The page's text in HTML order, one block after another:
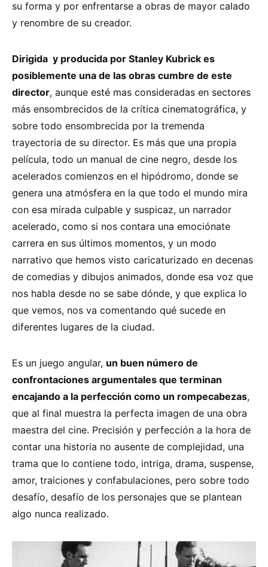
su forma y por enfrentarse a obras de mayor calado
y renombre de su creador.
Dirigida y producida por Stanley Kubrick es
posiblemente una de las obras cumbre de este
director, aunque esté mas consideradas en sectores
más ensombrecidos de la crítica cinematográfica, y
sobre todo ensombrecida por la tremenda
trayectoria de su director. Es más que una propia
película, todo un manual de cine negro, desde los
acelerados comienzos en el hipódromo, donde se
genera una atmósfera en la que todo el mundo mira
con esa mirada culpable y suspicaz, un narrador
acelerado, como si nos contara una emociónate
carrera en sus últimos momentos, y un modo
narrativo que hemos visto caricaturizado en decenas
de comedias y dibujos animados, donde esa voz que
nos habla desde no se sabe dónde, y que explica lo
que vemos, nos va comentando qué sucede en
diferentes lugares de la ciudad.
Es un juego angular, un buen número de
confrontaciones argumentales que terminan
encajando a la perfección como un rompecabezas,
que al final muestra la perfecta imagen de una obra
maestra del cine. Precisión y perfección a la hora de
contar una historia no ausente de complejidad, una
trama que lo contiene todo, intriga, drama, suspense,
amor, traiciones y confabulaciones, pero sobre todo
desafío, desafío de los personajes que se plantean
algo nunca realizado.